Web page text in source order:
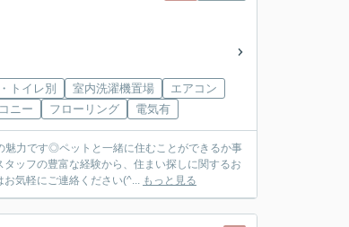
トイレ別 室内洗濯機置場
エアコン
ニー
フローリング 電気有
力です◎ペットと一緒に住むことができるか事
ッフの豊富な経験から、住まい探しに関するお
気軽にご連絡ください(^... もっと見る